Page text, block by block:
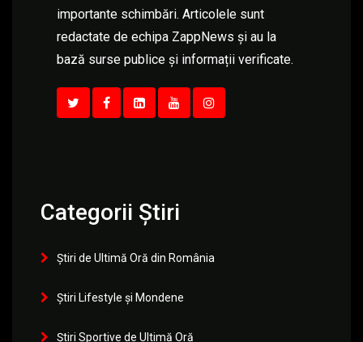
importante schimbări. Articolele sunt
redactate de echipa ZappNews și au la
bază surse publice și informații verificate.
Categorii Știri
Știri de Ultimă Oră din România
Știri Lifestyle și Mondene
Știri Sportive de Ultimă Oră